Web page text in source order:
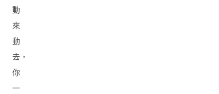
動
來
動
去，
你
一